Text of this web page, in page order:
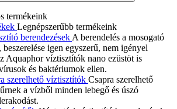
termékeink
Legnépszerűbb termékeink
berendezések A berendelés a mosogató
igen egyszerű, nem igényel
Aquaphor víztisztítók nano ezüstöt is
és baktériumok ellen.
szerelhető víztisztítók Csapra szerelhető
a vízből minden lebegő és úszó